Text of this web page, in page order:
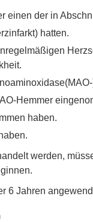
einen der in
hatten.
Hemmer
haben.
werden,
6 Jahren